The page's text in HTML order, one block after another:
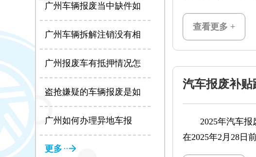
广州车辆报废当中缺件如
何处理？
广州车辆拆解注销没有相
关信息怎么办？
广州报废车有抵押情况怎
么办？
盗抢嫌疑的车辆报废是如
何处理？
广州如何办理异地车报
废？
更多
查看更多 +
汽车报废补贴
2025年汽车报废
在2025年2月28日